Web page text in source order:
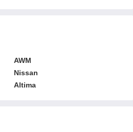
AWM
Nissan
Altima